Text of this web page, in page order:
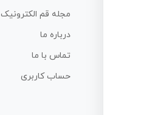
مجله قم الکترونیک
درباره ما
تماس با ما
حساب کاربری